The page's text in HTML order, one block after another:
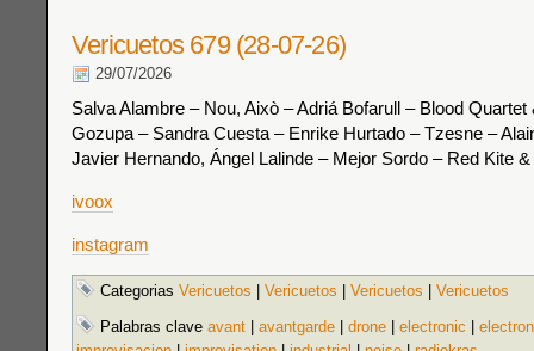
Vericuetos 679 (28-07-26)
29/07/2026
Salva Alambre – Nou, Això – Adriá Bofarull – Blood Quartet
Gozupa – Sandra Cuesta – Enrike Hurtado – Tzesne –
Javier Hernando, Ángel Lalinde – Mejor Sordo – Red Kite
ivoox
instagram
Categorias Vericuetos Vericuetos Vericuetos
Vericuetos
Palabras clave avant avantgarde drone electronic